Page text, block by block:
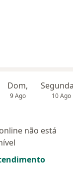
Dom,
9 Ago 10 Ago
não está